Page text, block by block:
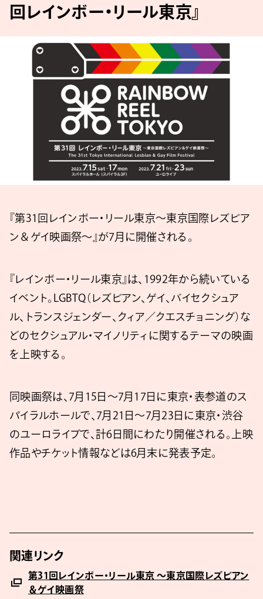
回レインボー・リール東京』
『第31回レインボー・リール東京〜東京国際レズビア
ン＆ゲイ映画祭〜』が7月に開催される。
『レインボー・リール東京』は、1992年から続いている
イベント。LGBTQ（レズビアン、ゲイ、バイセクシュア
ル、トランスジェンダー、クィア／クエスチョニング）な
どのセクシュアル・マイノリティに関するテーマの映画
を上映する。
同映画祭は、7月15日〜7月17日に東京・表参道のス
パイラルホールで、7月21日〜7月23日に東京・渋谷
のユーロライブで、計6日間にわたり開催される。上映
作品やチケット情報などは6月末に発表予定。
関連リンク
第31回レインボー・リール東京 ～東京国際レズビアン
＆ゲイ映画祭